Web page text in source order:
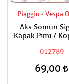
Piaggio - Vespa
Aks Somun
Kapak Pimi /
012789
69,00